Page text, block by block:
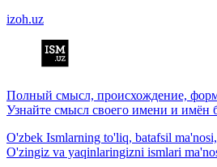
izoh.uz
Полный смысл, происхождение,
Узнайте смысл своего имени и имён
O'zbek Ismlarning to'liq, batafsil
O'zingiz va yaqinlaringizni ismlari